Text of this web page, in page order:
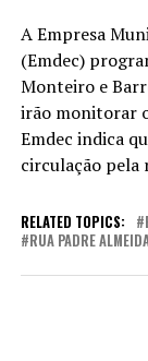
A Empresa
(Emdec)
Monteiro e
irão monitorar
Emdec indica
circulação pela
RELATED TOPICS:
RUA PADRE